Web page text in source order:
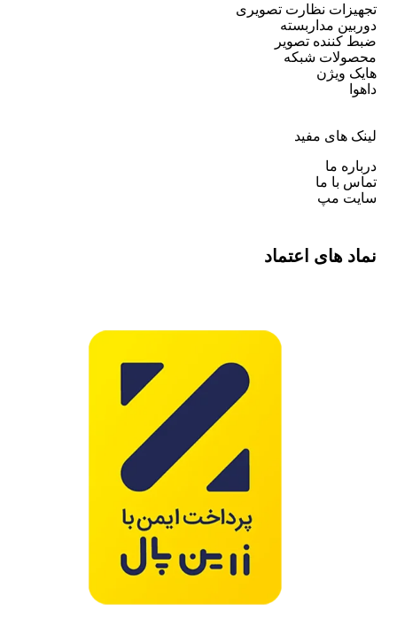
تجهیزات نظارت تصویری
دوربین مداربسته
ضبط کننده تصویر
محصولات شبکه
هایک ویژن
داهوا
لینک های مفید
درباره ما
تماس با ما
سایت مپ
نماد های اعتماد